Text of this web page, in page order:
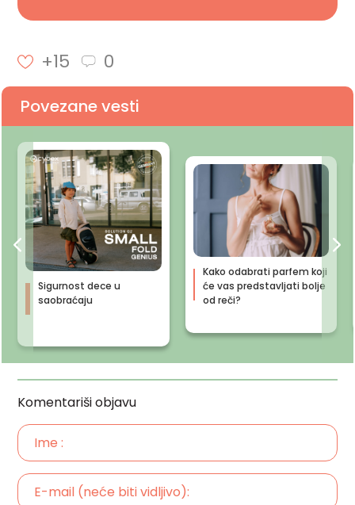
+15 0
Povezane vesti
Sigurnost dece u
saobraćaju
Kako odabrati parfem koji
će vas predstavljati bolje
od reči?
Komentariši objavu